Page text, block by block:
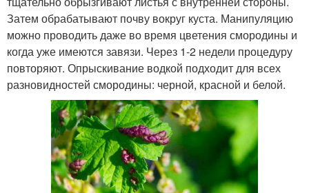
Затем обрабатывают почву вокруг куста. Манипуляцию
можно проводить даже во время цветения смородины и
когда уже имеются завязи. Через 1-2 недели процедуру
повторяют. Опрыскивание водкой подходит для всех
разновидностей смородины: черной, красной и белой.